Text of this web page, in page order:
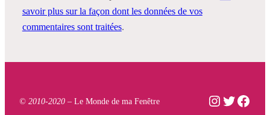
savoir plus sur la façon dont les données de vos
commentaires sont traitées.
© 2010-2020 – Le Monde de ma Fenêtre Instagram
Twitter